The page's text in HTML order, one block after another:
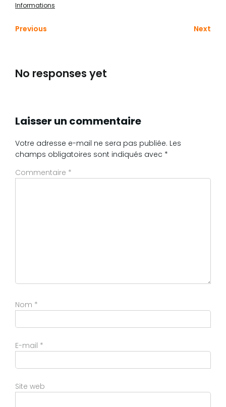
Informations
Previous Next
No responses yet
Laisser un commentaire
Votre adresse e-mail ne sera pas publiée. Les
champs obligatoires sont indiqués avec *
Commentaire *
Nom *
E-mail *
Site web